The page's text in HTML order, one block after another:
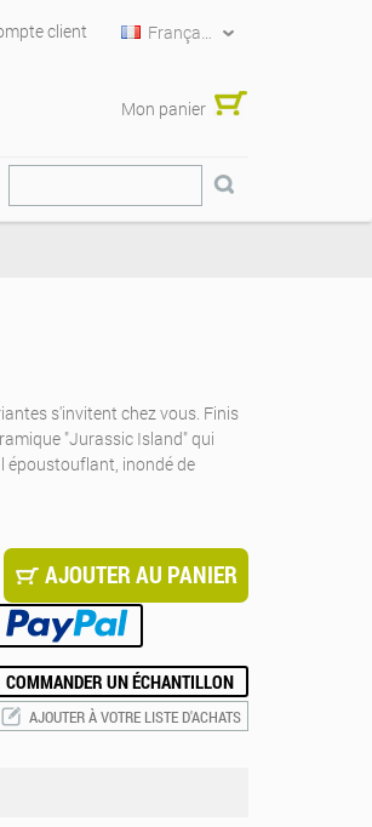
client Français
Mon panier
s'invitent chez vous. Finis
"Jurassic Island" qui
époustouflant, inondé de
AJOUTER AU PANIER
COMMANDER UN ÉCHANTILLON
AJOUTER À VOTRE LISTE D'ACHATS